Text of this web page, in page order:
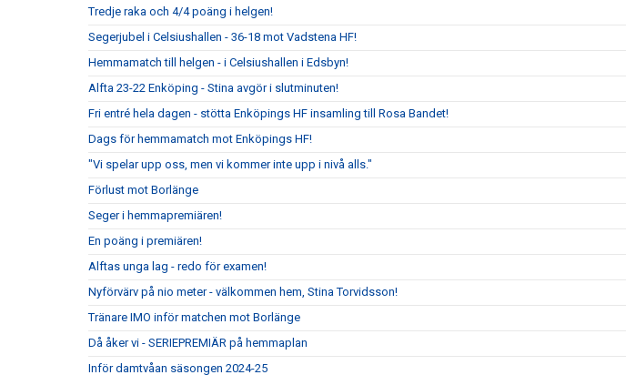
Tredje raka och 4/4 poäng i helgen!
Segerjubel i Celsiushallen - 36-18 mot Vadstena HF!
Hemmamatch till helgen - i Celsiushallen i Edsbyn!
Alfta 23-22 Enköping - Stina avgör i slutminuten!
Fri entré hela dagen - stötta Enköpings HF insamling till Rosa Bandet!
Dags för hemmamatch mot Enköpings HF!
"Vi spelar upp oss, men vi kommer inte upp i nivå alls."
Förlust mot Borlänge
Seger i hemmapremiären!
En poäng i premiären!
Alftas unga lag - redo för examen!
Nyförvärv på nio meter - välkommen hem, Stina Torvidsson!
Tränare IMO inför matchen mot Borlänge
Då åker vi - SERIEPREMIÄR på hemmaplan
Inför damtvåan säsongen 2024-25